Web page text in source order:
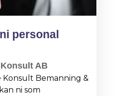
personal
AB
Konsult Bemanning &
ni som